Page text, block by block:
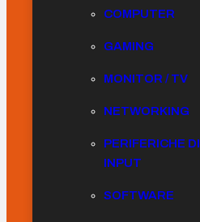
COMPUTER
GAMING
MONITOR / TV
NETWORKING
PERIFERICHE DI
INPUT
SOFTWARE